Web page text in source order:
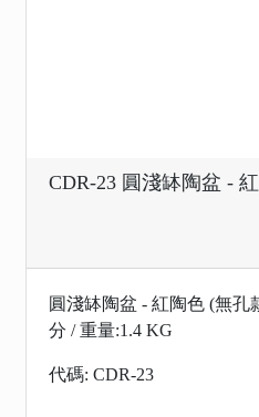
CDR-23 圓淺缽陶盆 -
圓淺缽陶盆 - 紅陶色 (無孔
分 / 重量:1.4 KG
代碼: CDR-23